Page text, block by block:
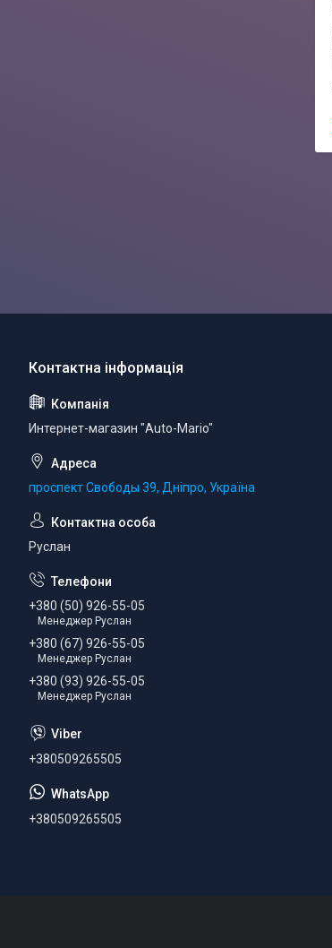
Интернет-магазин "Auto-Mario"
проспект Свободы 39, Дніпро, Україна
Руслан
+380 (50) 926-55-05
Менеджер Руслан
+380 (67) 926-55-05
Менеджер Руслан
+380 (93) 926-55-05
Менеджер Руслан
+380509265505
+380509265505